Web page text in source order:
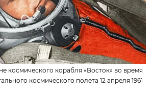
космического корабля «Восток» во время
космического полета 12 апреля 1961